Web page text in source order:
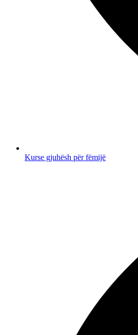
Kurse gjuhësh për fëmijë